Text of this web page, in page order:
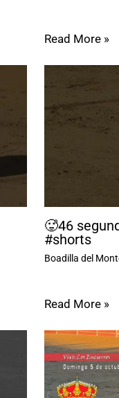
Read More »
🥵46
#shorts
Boadilla del
Read More »